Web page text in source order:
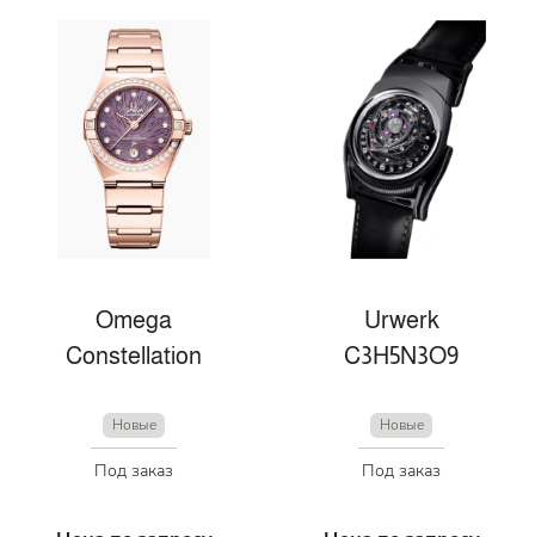
Omega
Constellation
Новые
Под заказ
Urwerk
C3H5N3O9
Новые
Под заказ